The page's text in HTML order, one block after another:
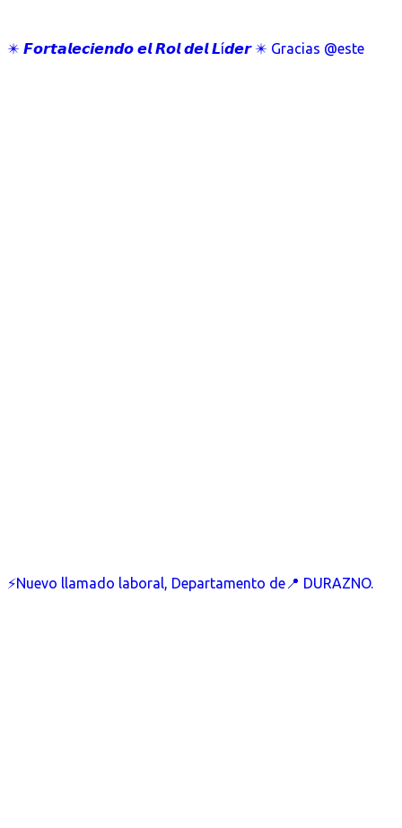
✴️ 𝙁𝙤𝙧𝙩𝙖𝙡𝙚𝙘𝙞𝙚𝙣𝙙𝙤 𝙚𝙡 𝙍𝙤𝙡 𝙙𝙚𝙡 𝙇í𝙙𝙚𝙧 ✴️ Gracias @este
⚡Nuevo llamado laboral, Departamento de📍 DURAZNO.